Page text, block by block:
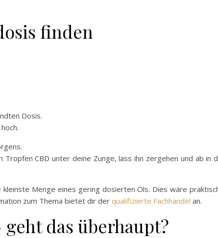
finden
Dosis.
CBD unter deine Zunge, lass ihn zergehen und ab in
Menge eines gering dosierten Öls. Dies wäre
zum Thema bietet dir derqualifizierte Fachhandel an.
das überhaupt?